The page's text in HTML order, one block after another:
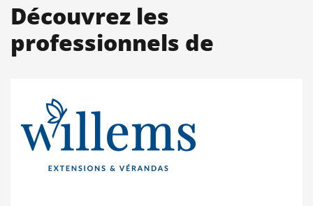
Découvrez les
professionnels de